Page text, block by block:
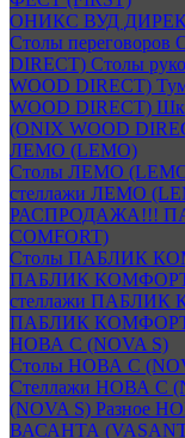
ОНИКС ВУД
Столы
DIRECT) Столы
WOOD DIRECT)
WOOD DIRECT)
(ONIX WOOD
ЛЕМО (LEMO)
Столы ЛЕМО
стеллажи ЛЕМО
РАСПРОДАЖА!!!
COMFORT)
Столы ПАБЛИК
ПАБЛИК КОМФОРТ
стеллажи ПАБЛИК
ПАБЛИК КОМФОРТ
НОВА С (NOVA S)
Столы НОВА С
Стеллажи НОВА С
(NOVA S) Разное
ВАСАНТА